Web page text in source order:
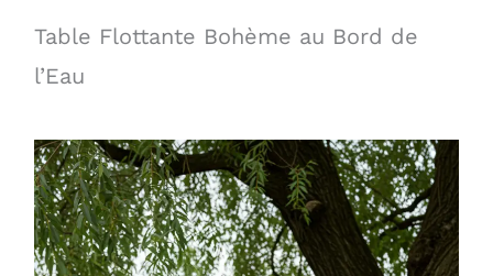
Table Flottante Bohème au Bord de
l’Eau